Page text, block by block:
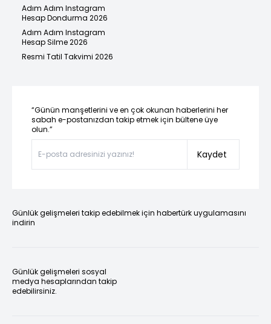
Adım Adım Instagram
Hesap Dondurma 2026
Adım Adım Instagram
Hesap Silme 2026
Resmi Tatil Takvimi 2026
“Günün manşetlerini ve en çok okunan haberlerini her
sabah e-postanızdan takip etmek için bültene üye
olun.”
Kaydet
Günlük gelişmeleri takip edebilmek için habertürk uygulamasını
indirin
Günlük gelişmeleri sosyal
medya hesaplarından takip
edebilirsiniz.